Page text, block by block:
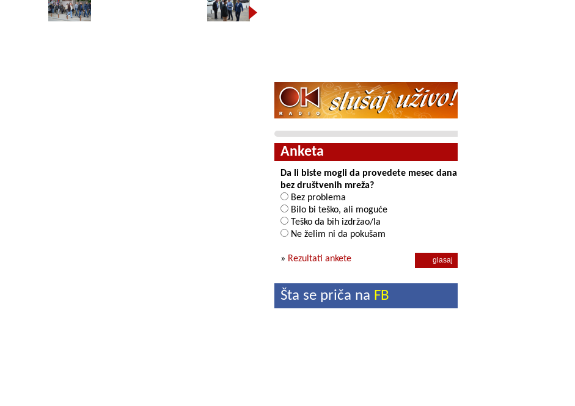
Anketa
Da li biste mogli da provedete mesec dana
bez društvenih mreža?
Bez problema
Bilo bi teško, ali moguće
Teško da bih izdržao/la
Ne želim ni da pokušam
» Rezultati ankete
Šta se priča na FB